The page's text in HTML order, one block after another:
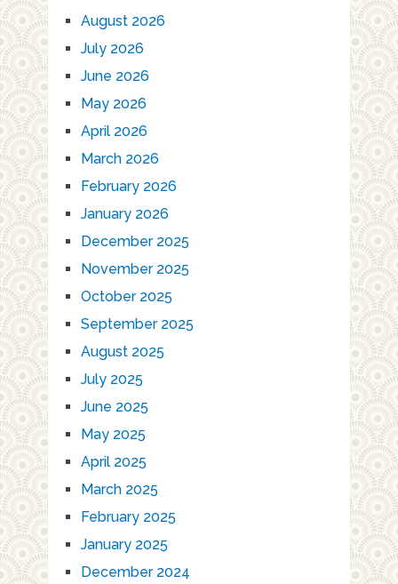
August 2026
July 2026
June 2026
May 2026
April 2026
March 2026
February 2026
January 2026
December 2025
November 2025
October 2025
September 2025
August 2025
July 2025
June 2025
May 2025
April 2025
March 2025
February 2025
January 2025
December 2024